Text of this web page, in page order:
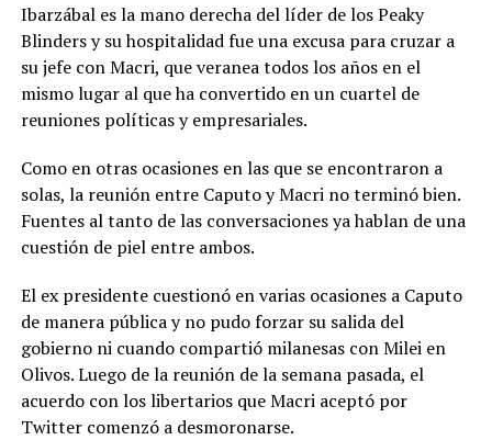
Ibarzábal es la mano derecha del líder de los Peaky
Blinders y su hospitalidad fue una excusa para cruzar a
su jefe con Macri, que veranea todos los años en el
mismo lugar al que ha convertido en un cuartel de
reuniones políticas y empresariales.
Como en otras ocasiones en las que se encontraron a
solas, la reunión entre Caputo y Macri no terminó bien.
Fuentes al tanto de las conversaciones ya hablan de una
cuestión de piel entre ambos.
El ex presidente cuestionó en varias ocasiones a Caputo
de manera pública y no pudo forzar su salida del
gobierno ni cuando compartió milanesas con Milei en
Olivos. Luego de la reunión de la semana pasada, el
acuerdo con los libertarios que Macri aceptó por
Twitter comenzó a desmoronarse.